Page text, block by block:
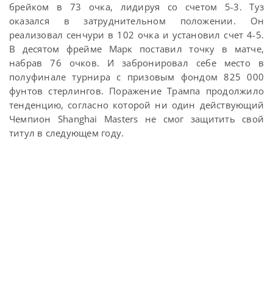
брейком в 73 очка, лидируя со счетом 5-3. Туз
оказался в затруднительном положении. Он
реализовал сенчури в 102 очка и установил счет 4-5.
В десятом фрейме Марк поставил точку в матче,
набрав 76 очков. И забронировал себе место в
полуфинале турнира с призовым фондом 825 000
фунтов стерлингов. Поражение Трампа продолжило
тенденцию, согласно которой ни один действующий
Чемпион Shanghai Masters не смог защитить свой
титул в следующем году.